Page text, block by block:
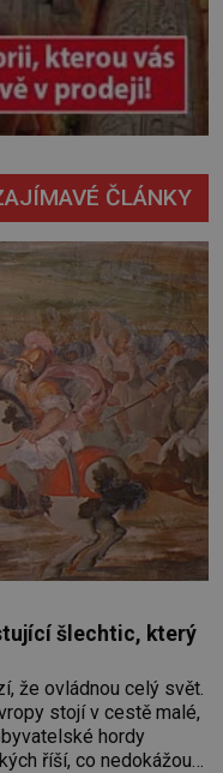
ČLÁNKY
šlechtic, který
že ovládnou celý svět.
stojí v cestě malé,
hordy
říší, co nedokážou